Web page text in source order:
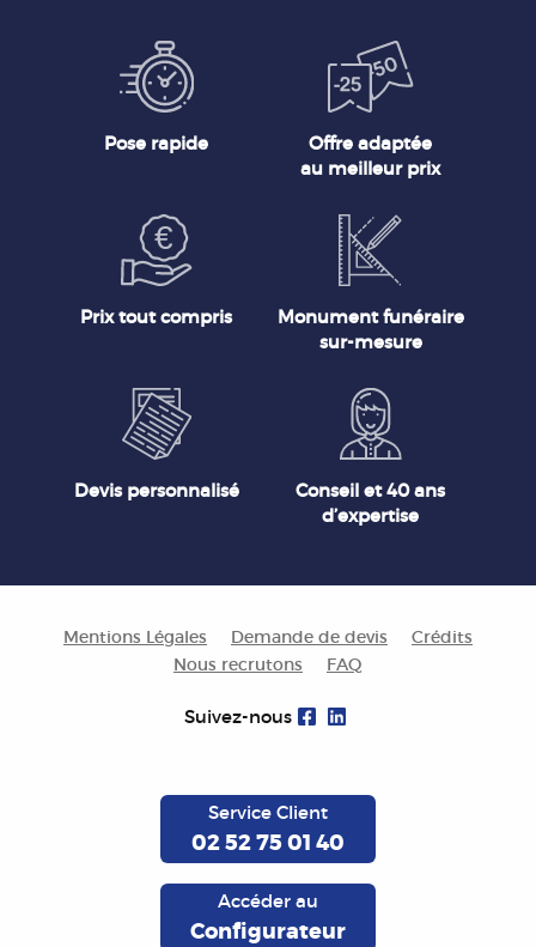
Pose rapide
Offre adaptée
au meilleur prix
Prix tout compris
Monument funéraire
sur-mesure
Devis personnalisé
Conseil et 40 ans
d’expertise
Mentions Légales Demande de devis
Crédits
Nous recrutons
FAQ
Suivez-nous
Service Client
02 52 75 01 40
Accéder au
Configurateur